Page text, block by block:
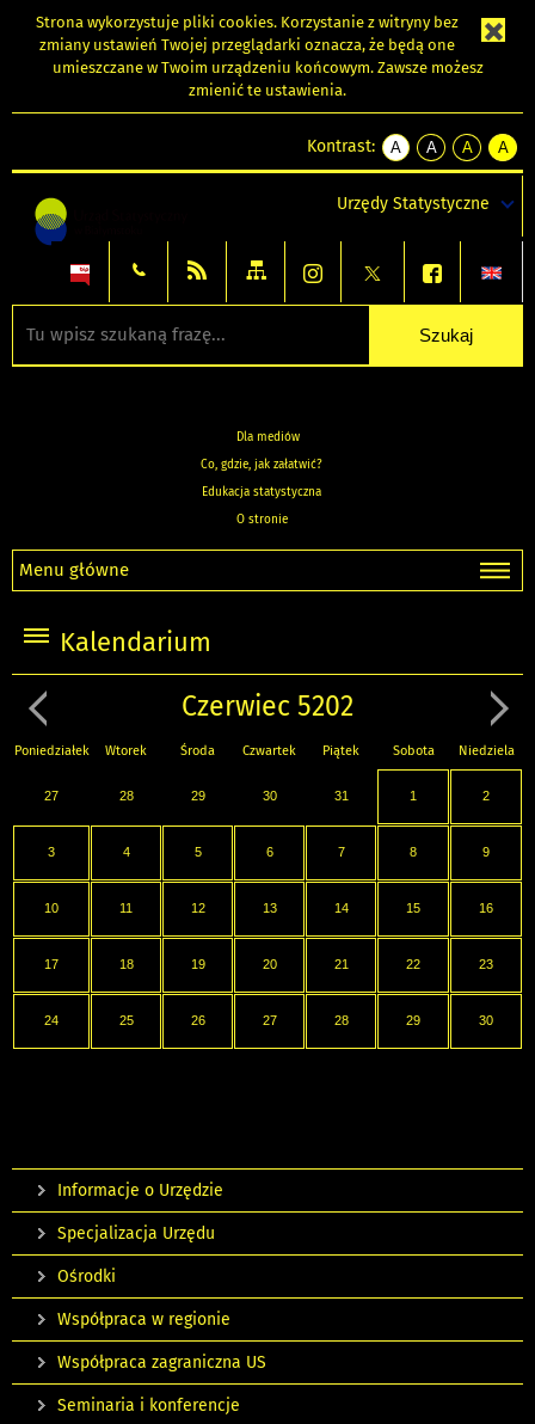
Strona wykorzystuje pliki cookies. Korzystanie z witryny bez
zmiany ustawień Twojej przeglądarki oznacza, że będą one
umieszczane w Twoim urządzeniu końcowym. Zawsze możesz
zmienić te ustawienia.
Kontrast:
A
kontrast
A
kontrast
tekst
czarnym
A
kontrast
tekst
czarnym
A
tekst
żółtym
Urzędy Statystyczne
Dla mediów
Co, gdzie, jak załatwić?
Edukacja statystyczna
O stronie
Menu główne
Kalendarium
Czerwiec 5202
Poniedziałek Wtorek Środa Czwartek Piątek Sobota Niedziela
27 28 29 30 31 1 2
3 4 5 6 7 8 9
10 11 12 13 14 15 16
17 18 19 20 21 22 23
24 25 26 27 28 29 30
Informacje o Urzędzie
Specjalizacja Urzędu
Ośrodki
Współpraca w regionie
Współpraca zagraniczna US
Seminaria i konferencje